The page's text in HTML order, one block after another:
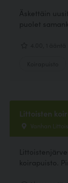
Äskettäin
puolet
Littoisten
Vanhan
koirapuisto.